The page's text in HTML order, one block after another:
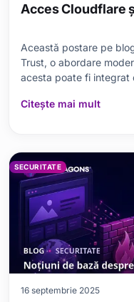
Acces Cloudflare
Această postare pe
Trust, o abordare
acesta poate fi integrat
securitate și cum se
Citește mai mult
SECURITATE
16 septembrie 2025